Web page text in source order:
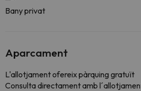
Bany privat
Aparcament
L'allotjament ofereix pàrquing gratuït
Consulta directament amb